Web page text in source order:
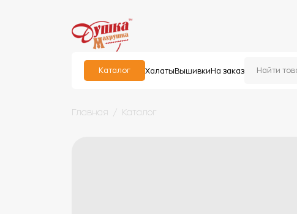
Каталог Халаты Вышивки На заказ
Главная Каталог